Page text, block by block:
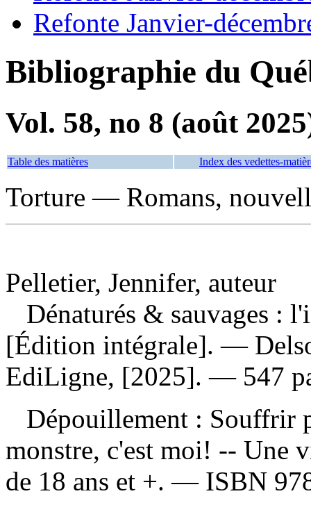
Refonte Janvier-
Bibliographie du
Vol. 58, no 8 (août
Table des matières Index des vedettes-
Torture — Romans,
Pelletier, Jennifer, auteur
Dénaturés & sauvages :
[Édition intégrale]. —
EdiLigne, [2025]. — 547
Dépouillement : Souffrir
monstre, c'est moi! -- Une
de 18 ans et +. — ISBN